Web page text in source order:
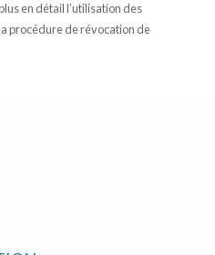
en détail l’utilisation des
procédure de révocation de